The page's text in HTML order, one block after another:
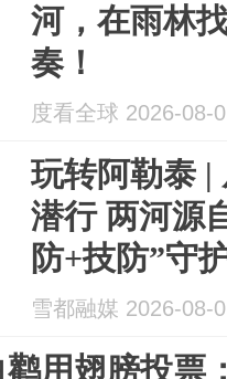
河，在雨林
奏！
度看全球 2026-08-
玩转阿勒泰 |
潜行 两河源
防+技防”守
雪都融媒 2026-08-
用翅膀投票